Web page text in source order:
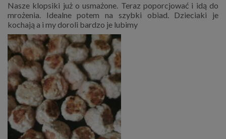
Nasze klopsiki już o usmażone. Teraz poporcjować i idą do
mrożenia. Idealne potem na szybki obiad. Dzieciaki je
kochają a i my doroli bardzo je lubimy